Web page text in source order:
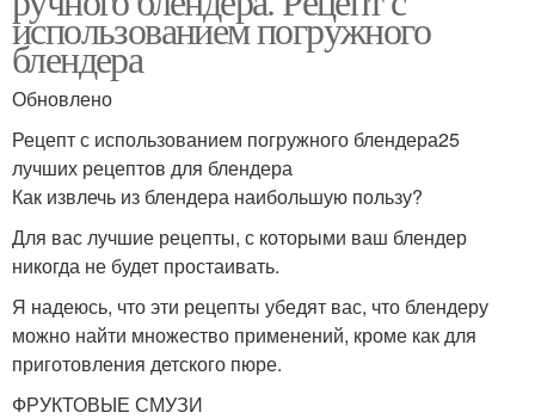
использованием погружного
блендера
Обновлено
Рецепт с использованием погружного блендера25
лучших рецептов для блендера
Как извлечь из блендера наибольшую пользу?
Для вас лучшие рецепты, с которыми ваш блендер
никогда не будет простаивать.
Я надеюсь, что эти рецепты убедят вас, что блендеру
можно найти множество применений, кроме как для
приготовления детского пюре.
ФРУКТОВЫЕ СМУЗИ